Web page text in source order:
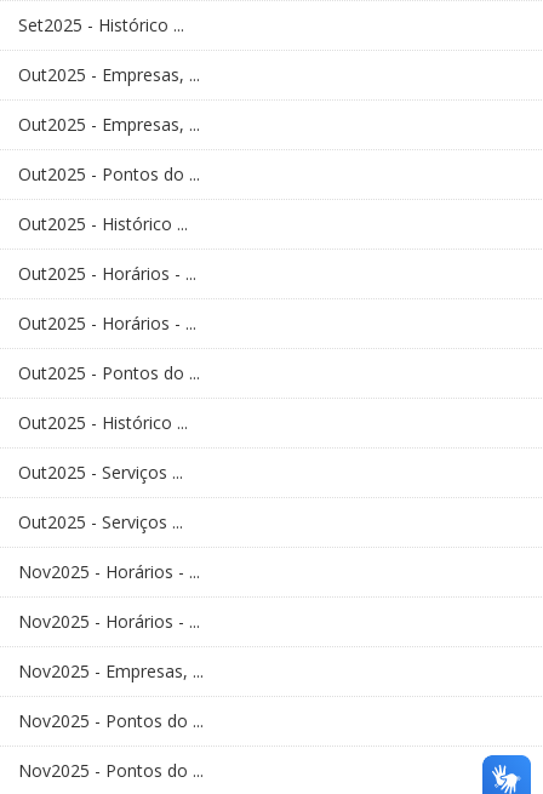
Set2025 - Histórico ...
Out2025 - Empresas, ...
Out2025 - Empresas, ...
Out2025 - Pontos do ...
Out2025 - Histórico ...
Out2025 - Horários - ...
Out2025 - Horários - ...
Out2025 - Pontos do ...
Out2025 - Histórico ...
Out2025 - Serviços ...
Out2025 - Serviços ...
Nov2025 - Horários - ...
Nov2025 - Horários - ...
Nov2025 - Empresas, ...
Nov2025 - Pontos do ...
Nov2025 - Pontos do ...